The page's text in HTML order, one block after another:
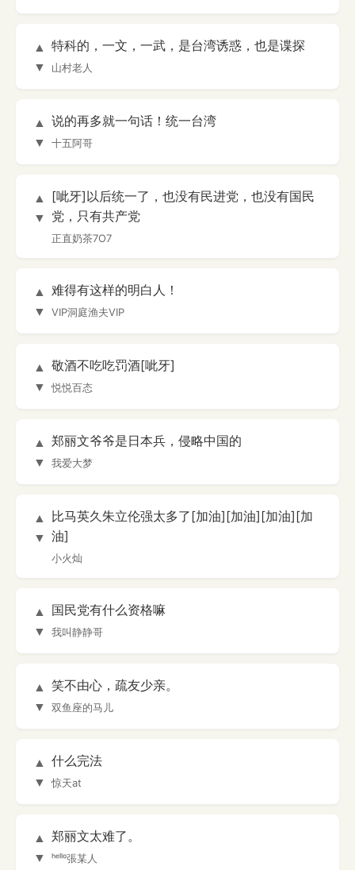
▲
▼
特科的，一文，一武，是台湾诱惑，也是谍探
山村老人
▲
▼
说的再多就一句话！统一台湾
十五阿哥
▲
▼
[呲牙]以后统一了，也没有民进党，也没有国民
党，只有共产党
正直奶茶7O7
▲
▼
难得有这样的明白人！
VIP洞庭渔夫VIP
▲
▼
敬酒不吃吃罚酒[呲牙]
悦悦百态
▲
▼
郑丽文爷爷是日本兵，侵略中国的
我爱大梦
▲
▼
比马英久朱立伦强太多了[加油][加油][加油][加
油]
小火灿
▲
▼
国民党有什么资格嘛
我叫静静哥
▲
▼
笑不由心，疏友少亲。
双鱼座的马儿
▲
▼
什么完法
惊天at
▲
▼
郑丽文太难了。
ʰᵉˡˡᵒ張某人